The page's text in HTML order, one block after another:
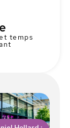
temps